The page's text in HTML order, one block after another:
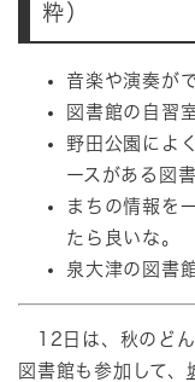
粋）
音楽や演奏が
図書館の自習
野田公園によ
ースがある図
まちの情報を
たら良いな。
泉大津の図書
12日は、秋のどん
図書館も参加して、